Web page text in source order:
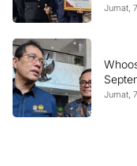
Jumat,
Jumat,